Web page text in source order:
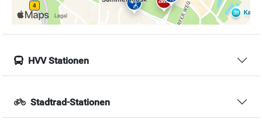
HVV Stationen
Stadtrad-Stationen